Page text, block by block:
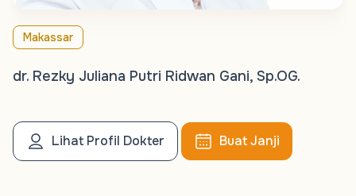
Makassar
dr. Rezky Juliana Putri Ridwan Gani, Sp.OG.
Lihat Profil Dokter Buat Janji